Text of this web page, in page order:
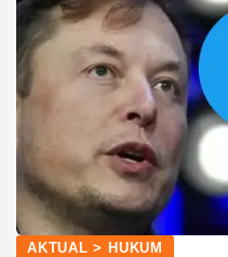
AKTUAL > HUKUM